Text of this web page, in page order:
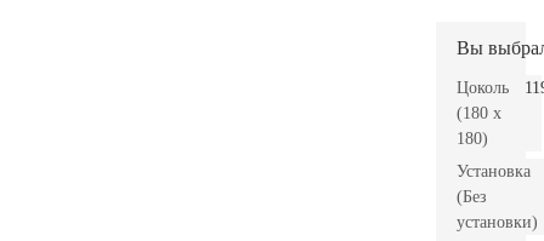
Вы
Цоколь
(180 x
180)
Установка
(Без
установки)